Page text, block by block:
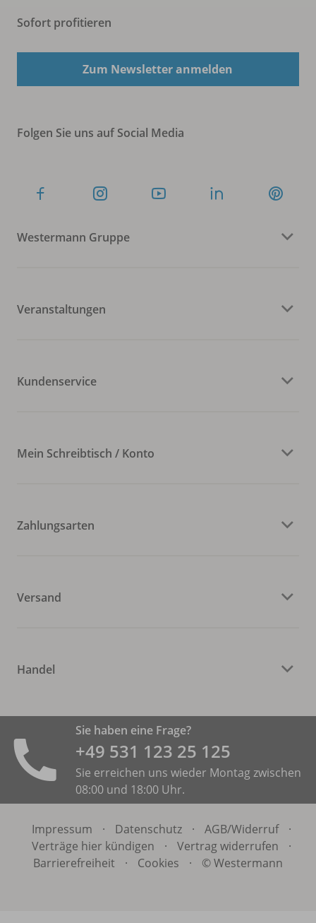
Sofort profitieren
Zum Newsletter anmelden
Folgen Sie uns auf Social Media
Westermann Gruppe
Veranstaltungen
Kundenservice
Mein Schreibtisch / Konto
Zahlungsarten
Versand
Handel
Sie haben eine Frage?
+49 531 ­123 25 125
Sie erreichen uns wieder Montag zwischen
08:00 und 18:00 Uhr.
Impressum · Datenschutz · AGB/Widerruf
·
Verträge hier kündigen
· Vertrag widerrufen
·
Barrierefreiheit
· Cookies · © Westermann